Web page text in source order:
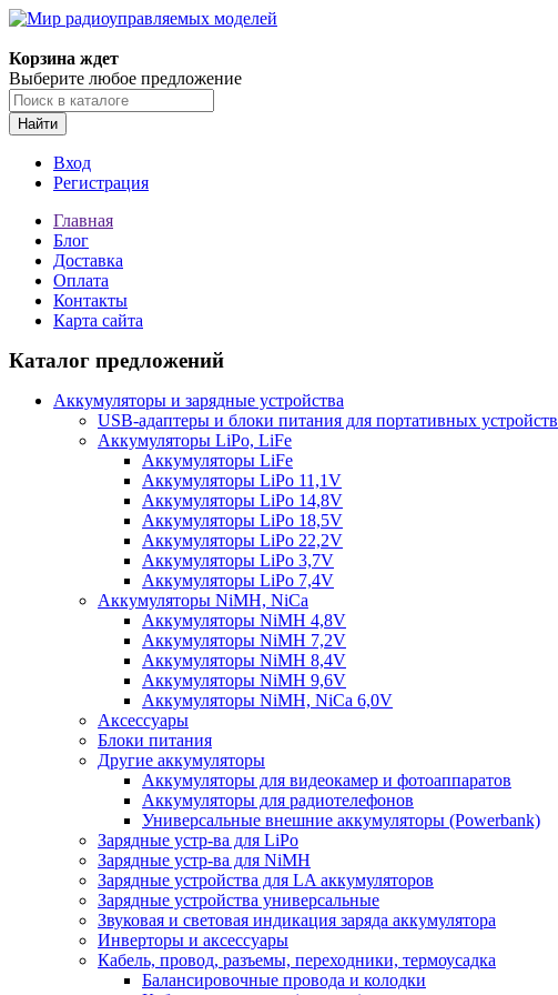
Корзина ждет
Выберите любое предложение
Найти
Вход
Регистрация
Главная
Блог
Доставка
Оплата
Контакты
Карта сайта
Каталог предложений
Аккумуляторы и зарядные устройства
USB-адаптеры и блоки питания для портативных устройств
Аккумуляторы LiPo, LiFe
Аккумуляторы LiFe
Аккумуляторы LiPo 11,1V
Аккумуляторы LiPo 14,8V
Аккумуляторы LiPo 18,5V
Аккумуляторы LiPo 22,2V
Аккумуляторы LiPo 3,7V
Аккумуляторы LiPo 7,4V
Аккумуляторы NiMH, NiCa
Аккумуляторы NiMH 4,8V
Аккумуляторы NiMH 7,2V
Аккумуляторы NiMH 8,4V
Аккумуляторы NiMH 9,6V
Аккумуляторы NiMH, NiCa 6,0V
Аксессуары
Блоки питания
Другие аккумуляторы
Аккумуляторы для видеокамер и фотоаппаратов
Аккумуляторы для радиотелефонов
Универсальные внешние аккумуляторы (Powerbank)
Зарядные устр-ва для LiPo
Зарядные устр-ва для NiMH
Зарядные устройства для LA аккумуляторов
Зарядные устройства универсальные
Звуковая и световая индикация заряда аккумулятора
Инверторы и аксессуары
Кабель, провод, разъемы, переходники, термоусадка
Балансировочные провода и колодки